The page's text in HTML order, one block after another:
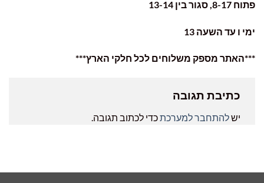
פתוח 8-17, סגור בין 13-14
ימי ו עד השעה 13
***האתר מספק משלוחים לכל חלקי הארץ***
כתיבת תגובה
ישלהתחבר למערכתכדי לכתוב תגובה.